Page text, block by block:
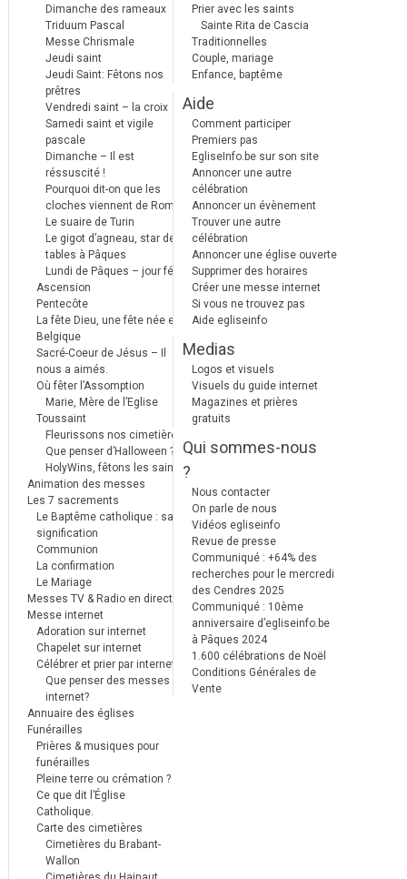
Dimanche des rameaux
Triduum Pascal
Messe Chrismale
Jeudi saint
Jeudi Saint: Fêtons nos
prêtres
Vendredi saint – la croix
Samedi saint et vigile
pascale
Dimanche – Il est
réssuscité !
Pourquoi dit-on que les
cloches viennent de Rome ?
Le suaire de Turin
Le gigot d’agneau, star des
tables à Pâques
Lundi de Pâques – jour férié
Ascension
Pentecôte
La fête Dieu, une fête née en
Belgique
Sacré-Coeur de Jésus – Il
nous a aimés.
Où fêter l’Assomption
Marie, Mère de l’Eglise
Toussaint
Fleurissons nos cimetières
Que penser d’Halloween ?
HolyWins, fêtons les saints !
Animation des messes
Les 7 sacrements
Le Baptême catholique : sa
signification
Communion
La confirmation
Le Mariage
Messes TV & Radio en direct
Messe internet
Adoration sur internet
Chapelet sur internet
Célébrer et prier par internet
Que penser des messes
internet?
Annuaire des églises
Funérailles
Prières & musiques pour
funérailles
Pleine terre ou crémation ?
Ce que dit l’Église
Catholique.
Carte des cimetières
Cimetières du Brabant-
Wallon
Prier avec les saints
Sainte Rita de Cascia
Traditionnelles
Couple, mariage
Enfance, baptême
Aide
Comment participer
Premiers pas
EgliseInfo.be sur son site
Annoncer une autre
célébration
Annoncer un évènement
Trouver une autre
célébration
Annoncer une église ouverte
Supprimer des horaires
Créer une messe internet
Si vous ne trouvez pas
Aide egliseinfo
Medias
Logos et visuels
Visuels du guide internet
Magazines et prières
gratuits
Qui sommes-nous
?
Nous contacter
On parle de nous
Vidéos egliseinfo
Revue de presse
Communiqué : +64% des
recherches pour le mercredi
des Cendres 2025
Communiqué : 10ème
anniversaire d’egliseinfo.be
à Pâques 2024
1.600 célébrations de Noël
Conditions Générales de
Vente